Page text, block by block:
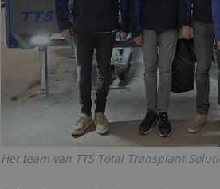
Het team van TTS Total Transplant